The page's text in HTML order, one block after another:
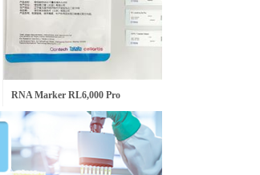
RNA Marker RL6,000 Pro
￥597.00